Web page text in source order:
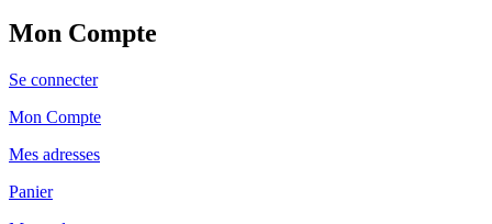
Mon Compte
Se connecter
Mon Compte
Mes adresses
Panier